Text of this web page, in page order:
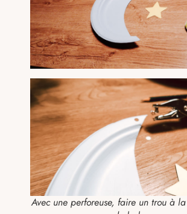
Avec une perforeuse, faire un trou à